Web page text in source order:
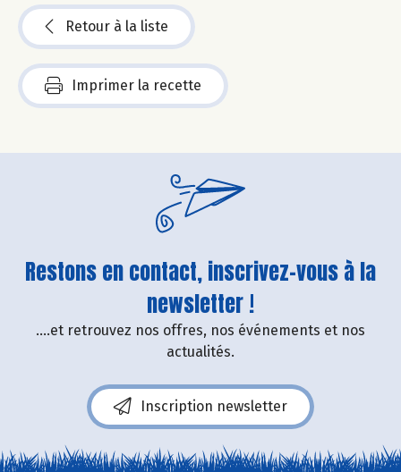
Retour à la liste
Imprimer la recette
Restons en contact, inscrivez-vous à la
newsletter !
....et retrouvez nos offres, nos événements et nos
actualités.
Inscription newsletter